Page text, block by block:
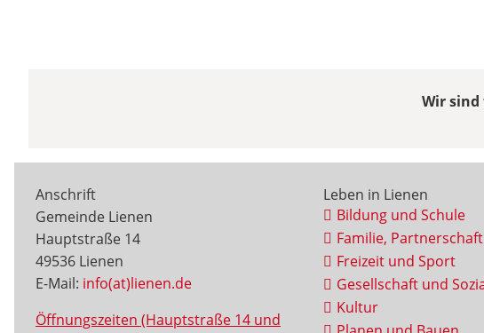
Wir sind
Anschrift
Gemeinde Lienen
Hauptstraße 14
49536 Lienen
E-Mail: info(at)lienen.de
Öffnungszeiten (Hauptstraße 14 und
Leben in Lienen
Bildung und Schule
Familie,
Freizeit und Sport
Gesellschaft und
Kultur